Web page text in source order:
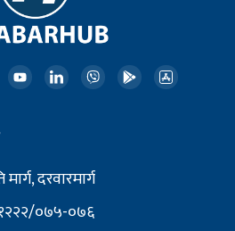
दरवारमार्ग
०७५-०७६